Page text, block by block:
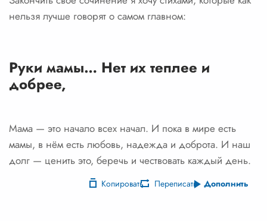
нельзя лучше говорят о самом главном:
Руки мамы… Нет их теплее и
добрее,
Мама — это начало всех начал. И пока в мире есть
мамы, в нём есть любовь, надежда и доброта. И наш
долг — ценить это, беречь и чествовать каждый день.
Копировать Переписать Дополнить